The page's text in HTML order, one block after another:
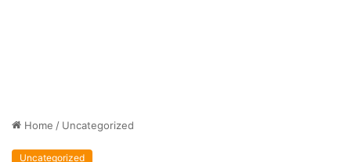
Home / Uncategorized
Uncategorized